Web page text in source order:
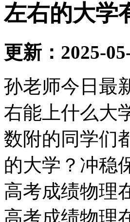
左右的大学
更新：2025-
孙老师今日最
右能上什么大
数附的同学们
的大学？冲稳
高考成绩物理
高考成绩物理